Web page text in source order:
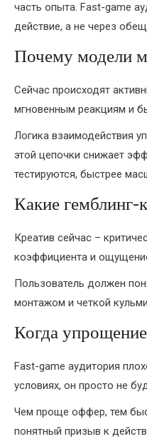
часть опыта. Fast-game
действие, а не через
Почему модели
Сейчас происходят
мгновенным реакциям и
Логика взаимодействия
этой цепочки снижает
тестируются, быстрее
Какие
Креатив сейчас –
коэффициента и
Пользователь должен
монтажом и четкой
Когда
Fast-game аудитория
условиях, он просто не
Чем проще оффер, тем
понятный призыв к